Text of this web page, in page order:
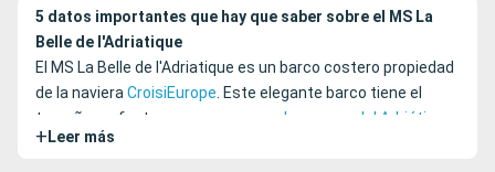
5 datos importantes que hay que saber sobre el MS La
Belle de l'Adriatique
El MS La Belle de l'Adriatique es un barco costero propiedad
de la navieraCroisiEurope. Este elegante barco tiene el
tamaño perfecto para
navegar por las aguas del Adriático
el Egeo y el Mediterráneo oriental, llevando a sus pasajeros
+ Leer más